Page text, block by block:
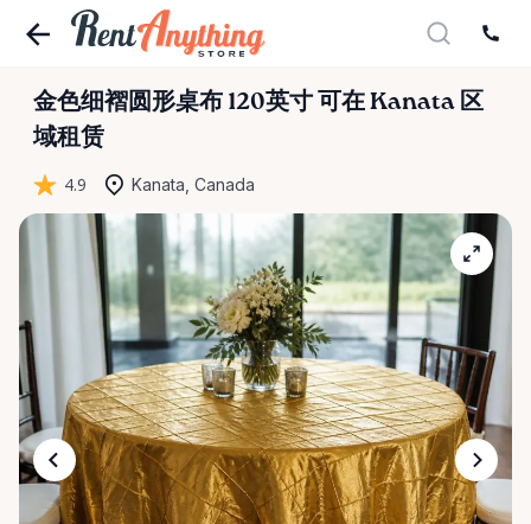
金色细褶圆形桌布 120英寸 可在 Kanata 区
域租赁
4.9 Kanata, Canada